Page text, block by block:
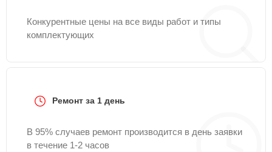
Конкурентные цены на все виды работ и типы
комплектующих
Ремонт за 1 день
В 95% случаев ремонт производится в день заявки
в течение 1-2 часов